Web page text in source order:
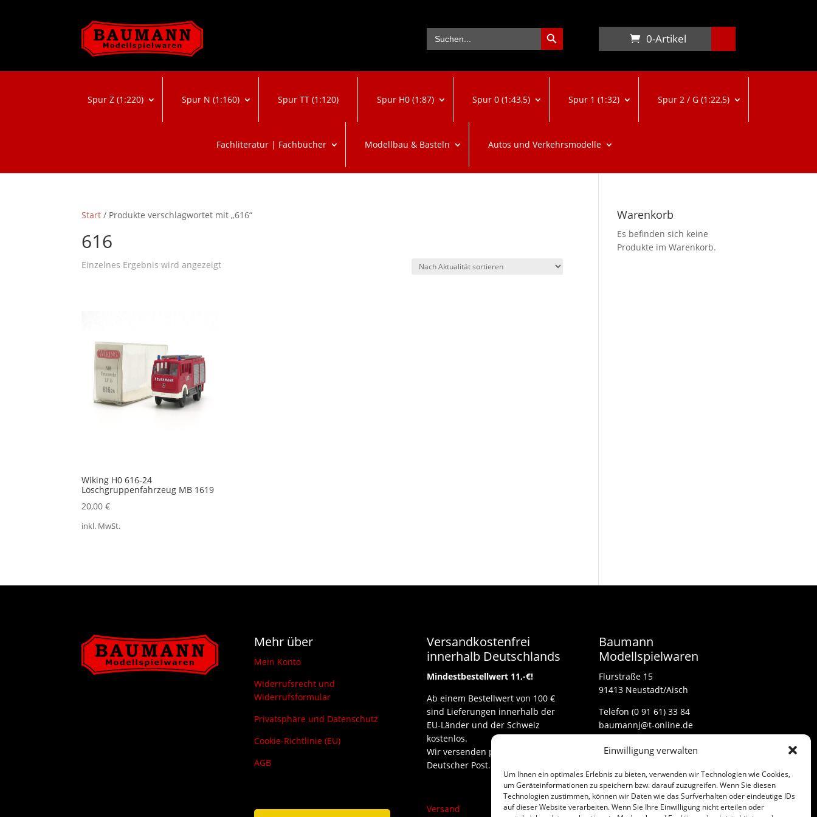
Einwilligung verwalten
Um Ihnen ein optimales Erlebnis zu bieten, verwenden wir Technologien wie Cookies,
um Geräteinformationen zu speichern bzw. darauf zuzugreifen. Wenn Sie diesen
Technologien zustimmen, können wir Daten wie das Surfverhalten oder eindeutige IDs
auf dieser Website verarbeiten. Wenn Sie Ihre Einwilligung nicht erteilen oder
Search
for:
Search Button
0-Artikel
Spur Z (1:220) Spur N (1:160) Spur TT (1:120) Spur H0 (1:87) Spur 0 (1:43,5) Spur 1 (1:32) Spur 2 / G (1:22,5)
Fachliteratur | Fachbücher Modellbau & Basteln Autos und Verkehrsmodelle
Start / Produkte verschlagwortet mit „616“
616
Einzelnes Ergebnis wird angezeigt
Wiking H0 616-24
Löschgruppenfahrzeug MB 1619
20,00€
inkl. MwSt.
Warenkorb
Es befinden sich keine
Produkte im Warenkorb.
Mehr über
Mein Konto
Widerrufsrecht und
Widerrufsformular
Privatsphäre und Datenschutz
Cookie-Richtlinie (EU)
AGB
Versandkostenfrei
innerhalb Deutschlands
Mindestbestellwert 11,-€!
Ab einem Bestellwert von 100 €
sind Lieferungen innerhalb der
EU-Länder und der Schweiz
kostenlos.
Wir versenden per DHL und
Deutscher Post.
Versand
Baumann
Modellspielwaren
Flurstraße 15
91413 Neustadt/Aisch
Telefon (0 91 61) 33 84
baumannj@t-online.de
Kontakt
Impressum